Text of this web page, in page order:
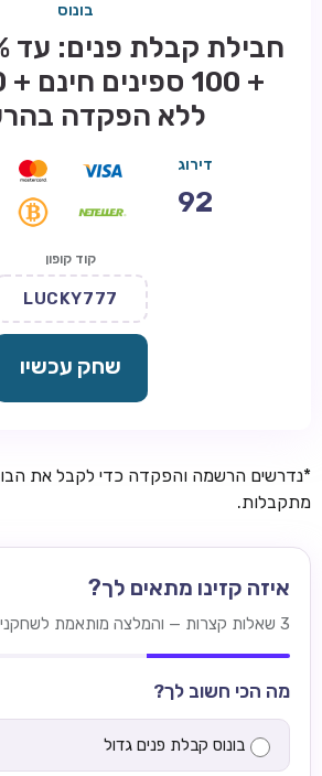
בונוס
ללא הפקדה
דירוג
92
קוד קופון
LUCKY777
שחק עכשיו
*נדרשים הרשמה והפקדה כדי לקבל את
מתקבלות.
איזה קזינו מתאים לך?
3 שאלות קצרות — והמלצה מותאמת לשחקנים מישראל.
מה הכי חשוב לך?
בונוס קבלת פנים גדול